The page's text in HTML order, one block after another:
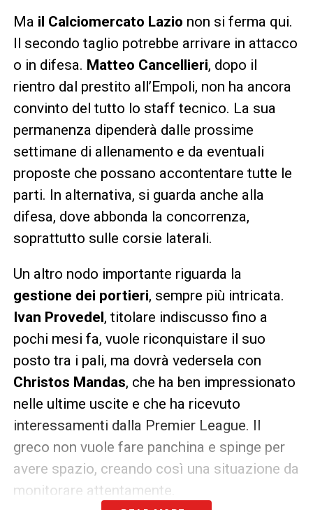
Ma il Calciomercato Lazio non si ferma qui.
Il secondo taglio potrebbe arrivare in attacco
o in difesa. Matteo Cancellieri, dopo il
rientro dal prestito all’Empoli, non ha ancora
convinto del tutto lo staff tecnico. La sua
permanenza dipenderà dalle prossime
settimane di allenamento e da eventuali
proposte che possano accontentare tutte le
parti. In alternativa, si guarda anche alla
difesa, dove abbonda la concorrenza,
soprattutto sulle corsie laterali.
Un altro nodo importante riguarda la
gestione dei portieri, sempre più intricata.
Ivan Provedel, titolare indiscusso fino a
pochi mesi fa, vuole riconquistare il suo
posto tra i pali, ma dovrà vedersela con
Christos Mandas, che ha ben impressionato
nelle ultime uscite e che ha ricevuto
interessamenti dalla Premier League. Il
greco non vuole fare panchina e spinge per
avere spazio, creando così una situazione da
monitorare attentamente.